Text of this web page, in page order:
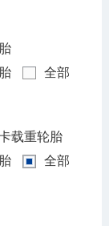
全部
载重轮胎
全部